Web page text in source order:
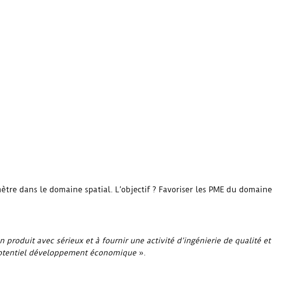
dans le domaine spatial. L’objectif ? Favoriser les PME du domaine
produit avec sérieux et à fournir une activité d’ingénierie de qualité et
développement économique ».